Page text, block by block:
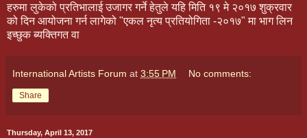
हरुमा लुकेको प्रतिभालाई उजागर गर्ने हेतुले यहि मिति १९ मे २०१७ शुक्रवार
को दिन आयोजना गर्न लागेको "एकल नृत्य प्रतियोगिता -२०१७" मा भाग लिन
इच्छुक ब्यक्तिगत वा
International Artists Forum at 3:55 PM No comments:
Share
Thursday, April 13, 2017